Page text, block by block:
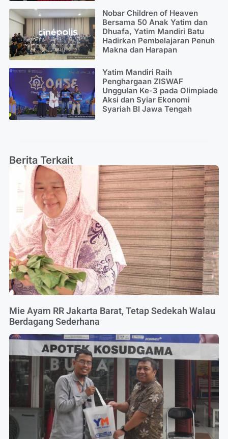
Nobar Children of Heaven
Bersama 50 Anak Yatim dan
Dhuafa, Yatim Mandiri Batu
Hadirkan Pembelajaran Penuh
Makna dan Harapan
Yatim Mandiri Raih
Penghargaan ZISWAF
Unggulan Ke-3 pada Olimpiade
Aksi dan Syiar Ekonomi
Syariah BI Jawa Tengah
Berita Terkait
Mie Ayam RR Jakarta Barat, Tetap Sedekah Walau
Berdagang Sederhana